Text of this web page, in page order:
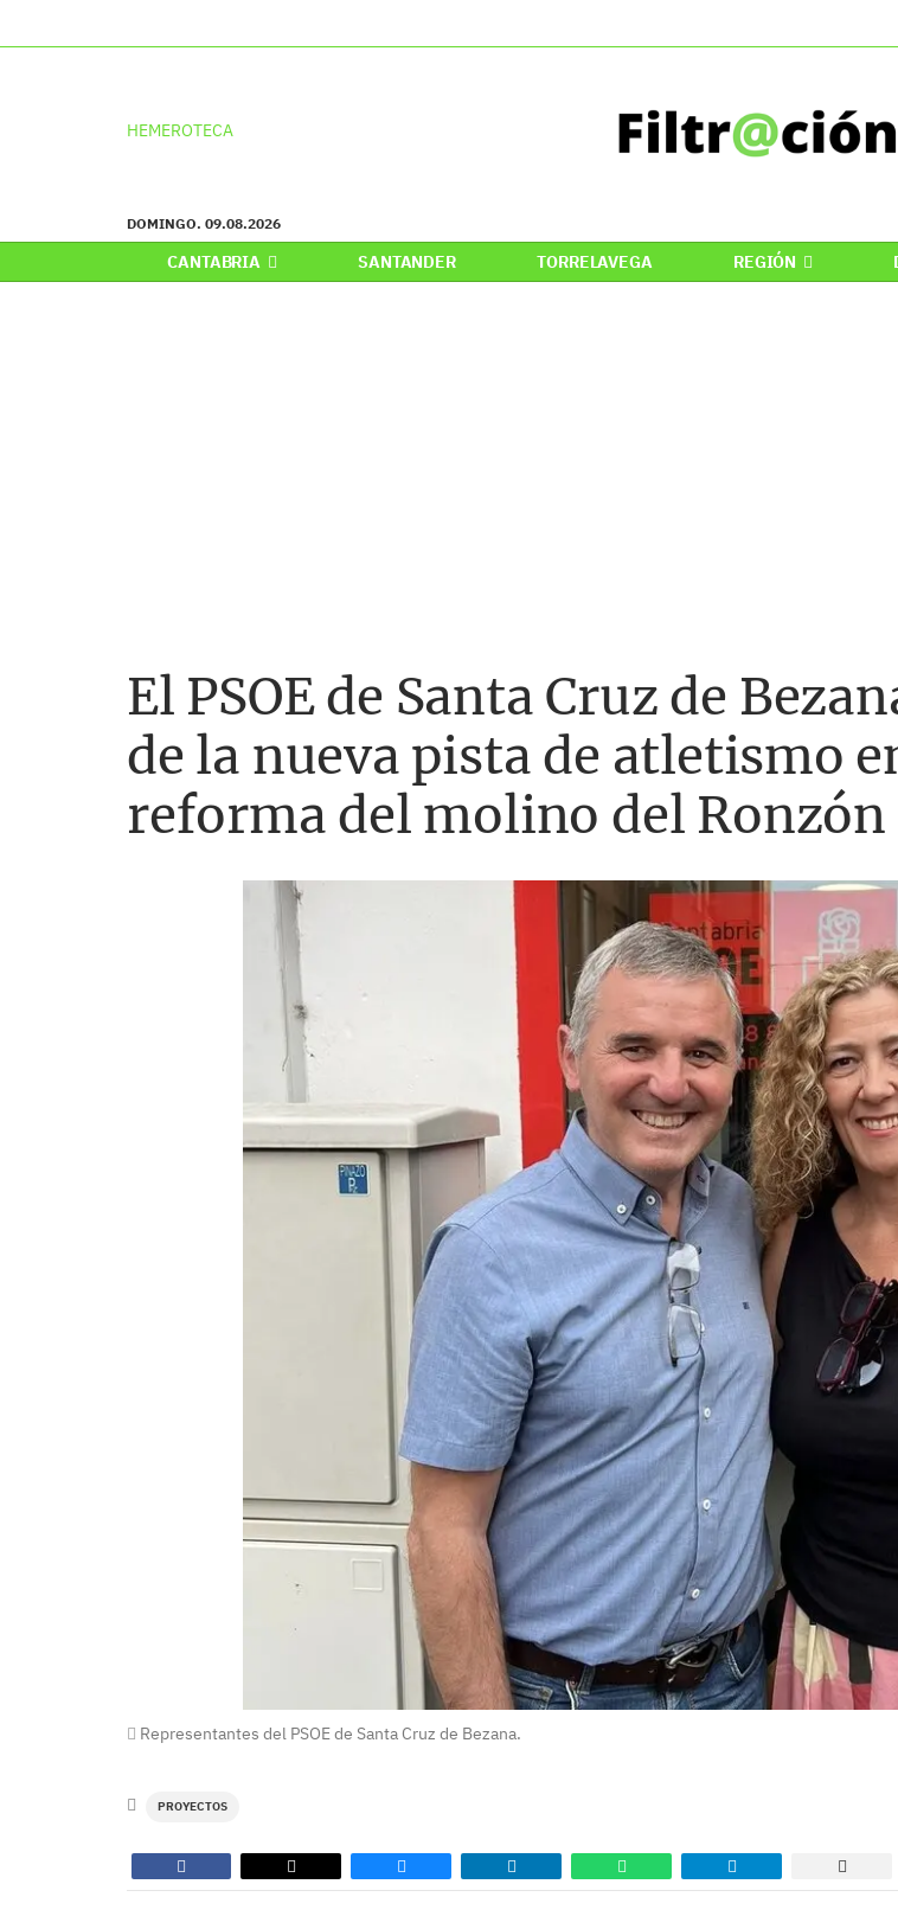
HEMEROTECA
DOMINGO. 09.08.2026
CANTABRIA SANTANDER TORRELAVEGA REGIÓN
El PSOE de Santa Cruz de
de la nueva pista de atletismo
reforma del molino del Ronzón
Representantes del PSOE de Santa Cruz de Bezana.
PROYECTOS